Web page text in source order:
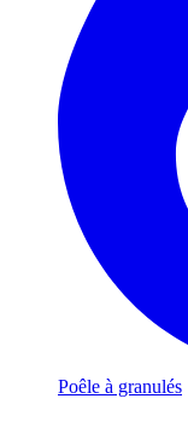
Poêle à granulés